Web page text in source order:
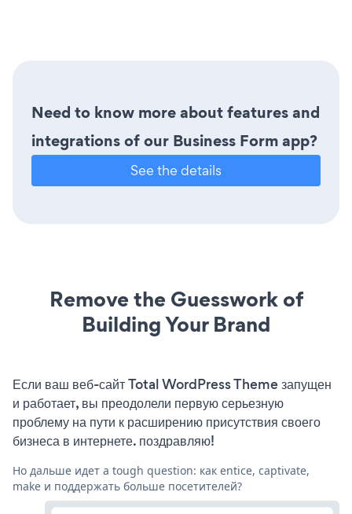
Need to know more about features and
integrations of our Business Form app?
See the details
Remove the Guesswork of
Building Your Brand
Если ваш веб-сайт Total WordPress Theme запущен
и работает, вы преодолели первую серьезную
проблему на пути к расширению присутствия своего
бизнеса в интернете. поздравляю!
Но дальше идет a tough question: как entice, captivate,
make и поддержать больше посетителей?